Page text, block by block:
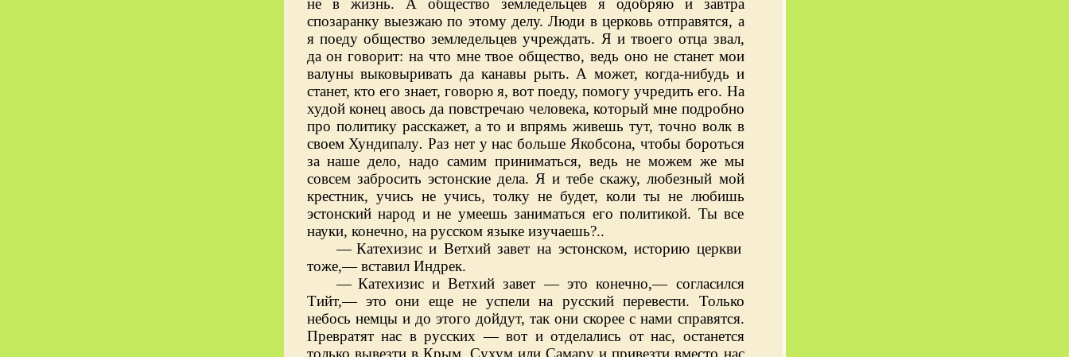
спозаранку выезжаю по этому делу. Люди в церковь отправятся, а
я поеду общество земледельцев учреждать. Я и твоего отца звал,
да он говорит: на что мне твое общество, ведь оно не станет мои
валуны выковыривать да канавы рыть. А может, когда-нибудь и
станет, кто его знает, говорю я, вот поеду, помогу учредить его. На
худой конец авось да повстречаю человека, который мне подробно
про политику расскажет, а то и впрямь живешь тут, точно волк в
своем Хундипалу.Раз нет у нас больше Якобсона, чтобы бороться
за наше дело, надо самим приниматься, ведь не можем же мы
совсем забросить эстонские дела. Я и тебе скажу, любезный мой
крестник, учись не учись, толку не будет, коли ты не любишь
эстонский народ и не умеешь заниматься его политикой. Ты все
науки, конечно, на русском языке изучаешь?..
— Катехизис и Ветхий завет на эстонском, историю церкви
тоже,— вставил Индрек.
— Катехизис и Ветхий завет — это конечно,— согласился
Тийт,— это они еще не успели на русский перевести. Только
небось немцы и до этого дойдут, так они скорее с нами справятся.
Превратят нас в русских — вот и отделались от нас, останется
только вывезти в Крым, Сухум или Самару и привезти вместо нас